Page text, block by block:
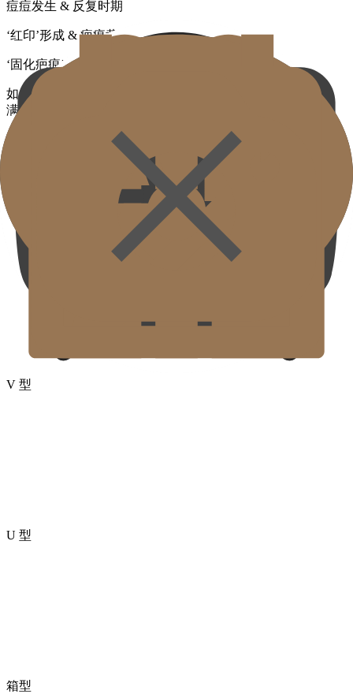
痘痘发生 & 反复时期
‘红印’形成 & 疤痕黄金时间
‘固化疤痕’时期
如果错过这个时期，
满意度可能减少一半以下
按疤痕类型定制复合治疗
痘痘疤痕从表面看只是单纯的凹陷，但根据疤痕的不同，深
根据形状和类型，从皮肤表层到深层进行复合治疗是令人满意
的疤痕治疗的核心。
V 型
U 型
箱型